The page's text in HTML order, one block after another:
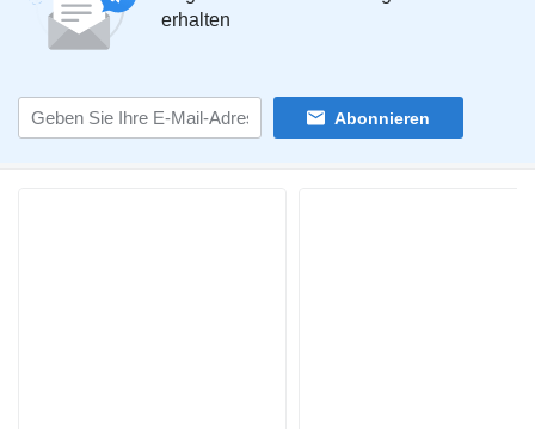
erhalten
Abonnieren